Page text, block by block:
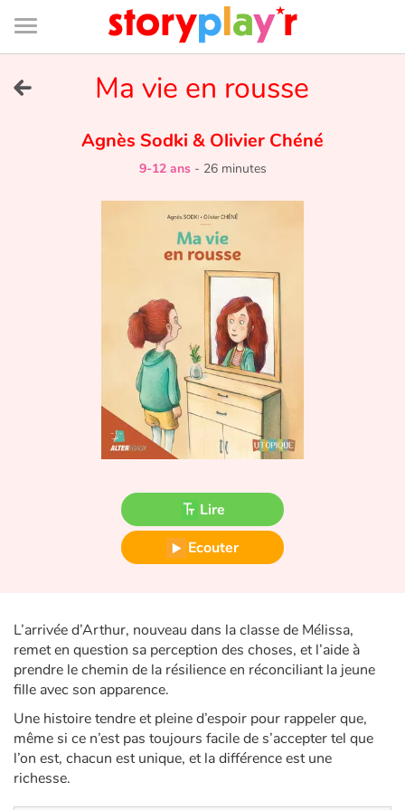
Connexion
Bibliothèque
de
page
Tester gratuitement
Contes d'ici et d'ailleurs
Fable, mythe, littérature et poésie
Princesses et princes, rois, reines et dragons
Ogres, monstres et sorcières
Héroïnes et héros
Les animaux
Voyage, épopée, enquête, aventure
Autour du monde
Apprentissage
Ma vie en rousse
Agnès Sodki & Olivier Chéné
9-12 ans- 26 minutes
Lire
Ecouter
L’arrivée d’Arthur, nouveau dans la classe de Mélissa,
remet en question sa perception des choses, et l’aide à
prendre le chemin de la résilience en réconciliant la jeune
fille avec son apparence.
Une histoire tendre et pleine d’espoir pour rappeler que,
même si ce n’est pas toujours facile de s’accepter tel que
l’on est, chacun est unique, et la différence est une
richesse.